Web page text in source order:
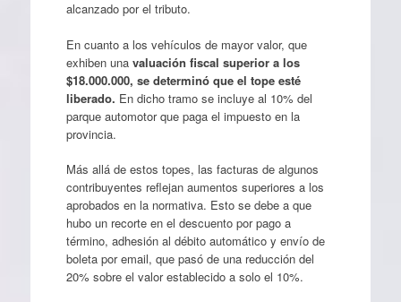
alcanzado por el tributo.
En cuanto a los vehículos de mayor valor, que
exhiben unavaluación fiscal superior a los
$18.000.000, se determinó que el tope esté
liberado. En dicho tramo se incluye al 10% del
parque automotor que paga el impuesto en la
provincia.
Más allá de estos topes, las facturas de algunos
contribuyentes reflejan aumentos superiores a los
aprobados en la normativa. Esto se debe a que
hubo un recorte en el descuento por pago a
término, adhesión al débito automático y envío de
boleta por email, que pasó de una reducción del
20% sobre el valor establecido a solo el 10%.